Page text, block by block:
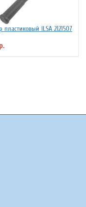
ILSA 2121507